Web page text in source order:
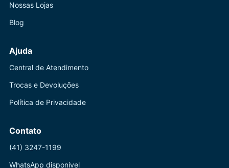
Nossas Lojas
Blog
Ajuda
Central de Atendimento
Trocas e Devoluções
Política de Privacidade
Contato
(41) 3247-1199
WhatsApp disponível